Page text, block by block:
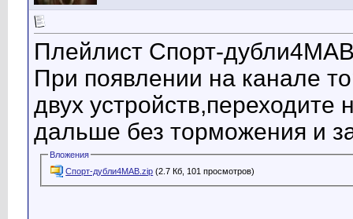
Плейлист Спорт-
При появлении на канале
двух
дальше без торможения и
Вложения
Спорт-дубли4МАВ.zip (2.7 Кб, 101 просмотров)